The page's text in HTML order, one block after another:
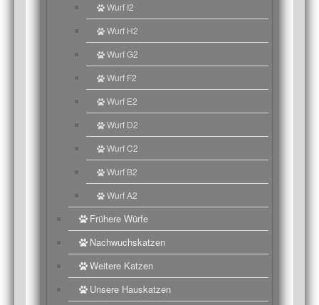
Wurf I2
Wurf H2
Wurf G2
Wurf F2
Wurf E2
Wurf D2
Wurf C2
Wurf B2
Wurf A2
Frühere Würfe
Nachwuchskatzen
Weitere Katzen
Unsere Hauskatzen